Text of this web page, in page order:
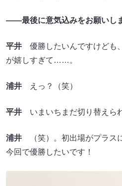
――最後に意気込みをお願いし
平井 優勝したいんですけども
が嬉しすぎて……。
浦井 えっ？（笑）
平井 いまいちまだ切り替えら
浦井 （笑）。初出場がプラス
今回で優勝したいです！